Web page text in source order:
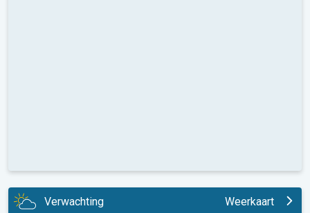
Verwachting Weerkaart